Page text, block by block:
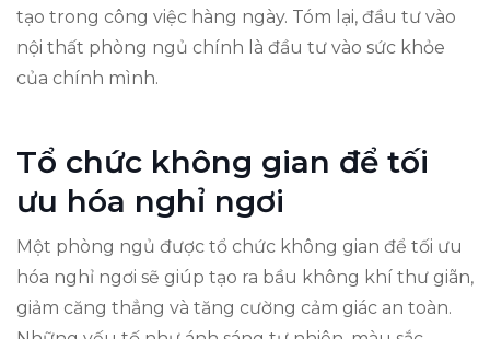
tạo trong công việc hàng ngày. Tóm lại, đầu tư vào
nội thất phòng ngủ chính là đầu tư vào sức khỏe
của chính mình.
Tổ chức không gian để tối
ưu hóa nghỉ ngơi
Một phòng ngủ được tổ chức không gian để tối ưu
hóa nghỉ ngơi sẽ giúp tạo ra bầu không khí thư giãn,
giảm căng thẳng và tăng cường cảm giác an toàn.